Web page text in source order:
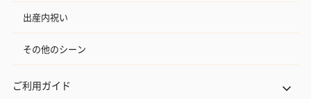
出産内祝い
その他のシーン
ご利用ガイド